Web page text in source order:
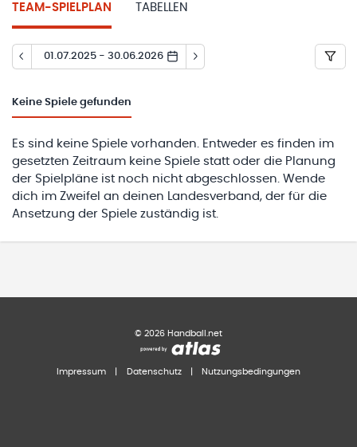
TEAM-SPIELPLAN TABELLEN
01.07.2025 - 30.06.2026
Keine Spiele gefunden
Es sind keine Spiele vorhanden. Entweder es finden im
gesetzten Zeitraum keine Spiele statt oder die Planung
der Spielpläne ist noch nicht abgeschlossen. Wende
dich im Zweifel an deinen Landesverband, der für die
Ansetzung der Spiele zuständig ist.
© 2026 Handball.net
Impressum Datenschutz Nutzungsbedingungen